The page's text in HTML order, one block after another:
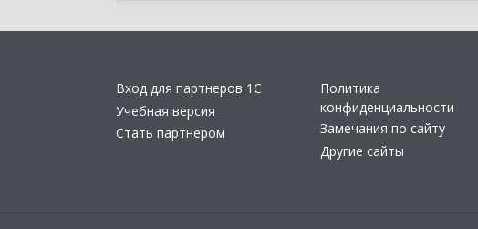
Вход для партнеров 1С
Учебная версия
Стать партнером
Политика
конфиденциальности
Замечания по сайту
Другие сайты